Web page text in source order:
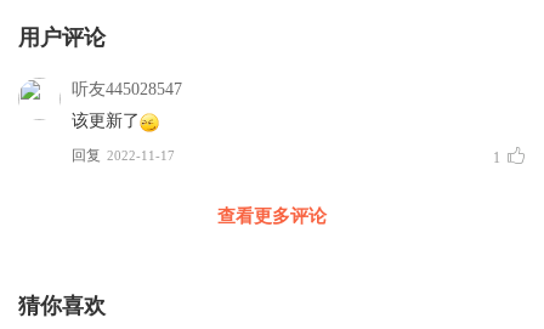
用户评论
听友445028547
该更新了
回复 2022-11-17 1
查看更多评论
猜你喜欢